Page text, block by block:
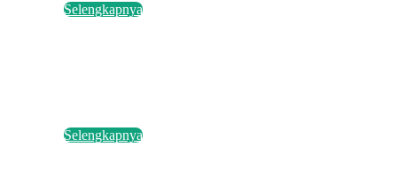
Selengkapnya
Selengkapnya